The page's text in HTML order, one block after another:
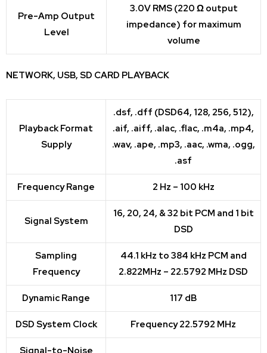
Pre-Amp Output
Level
3.0V RMS (220 Ω output
impedance) for maximum
volume
NETWORK, USB, SD CARD PLAYBACK
Playback Format
Supply
.dsf, .dff (DSD64, 128, 256, 512),
.aif, .aiff, .alac, .flac, .m4a, .mp4,
.wav, .ape, .mp3, .aac, .wma, .ogg,
.asf
Frequency Range 2 Hz – 100 kHz
Signal System
16, 20, 24, & 32 bit PCM and 1 bit
DSD
Sampling
Frequency
44.1 kHz to 384 kHz PCM and
2.822MHz – 22.5792 MHz DSD
Dynamic Range 117 dB
DSD System Clock Frequency 22.5792 MHz